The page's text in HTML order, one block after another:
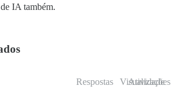
IA também.
Respostas Visualizações
Atividade